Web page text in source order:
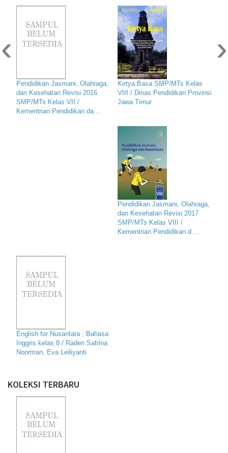
Pendidikan Jasmani, Olahraga,
dan Kesehatan Revisi 2016
SMP/MTs Kelas VII /
Kementrian Pendidikan da....
Kirtya Basa SMP/MTs Kelas
VIII / Dinas Pendidikan Provinsi
Jawa Timur
Pendidikan Jasmani, Olahraga,
dan Kesehatan Revisi 2017
SMP/MTs Kelas VIII /
Kementrian Pendidikan d....
English for Nusantara : Bahasa
Inggris kelas 8 / Raden Safrina
Noorman, Eva Leiliyanti
‹ ›
KOLEKSI TERBARU